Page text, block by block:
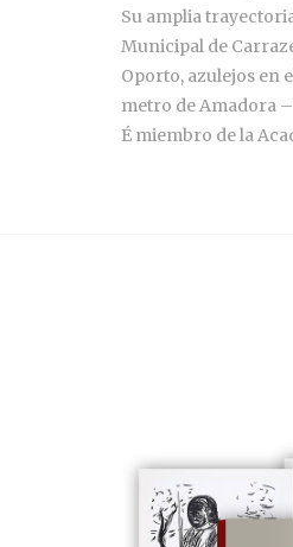
Su amplia
Municipal de
Oporto, azulejos en
metro de Amadora
É miembro de la